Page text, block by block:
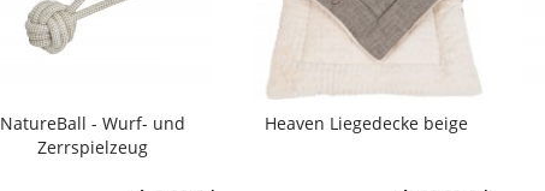
NatureBall - Wurf- und
Zerrspielzeug
Heaven Liegedecke beige